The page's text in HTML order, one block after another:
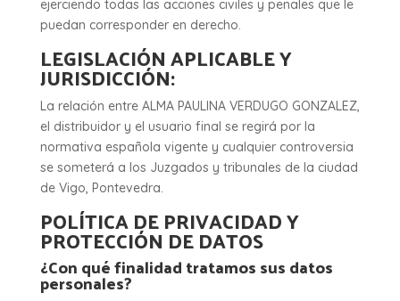
ejerciendo todas las acciones civiles y penales que le
puedan corresponder en derecho.
LEGISLACIÓN APLICABLE Y
JURISDICCIÓN:
La relación entre ALMA PAULINA VERDUGO GONZALEZ,
el distribuidor y el usuario final se regirá por la
normativa española vigente y cualquier controversia
se someterá a los Juzgados y tribunales de la ciudad
de Vigo, Pontevedra.
POLÍTICA DE PRIVACIDAD Y
PROTECCIÓN DE DATOS
¿Con qué finalidad tratamos sus datos
personales?